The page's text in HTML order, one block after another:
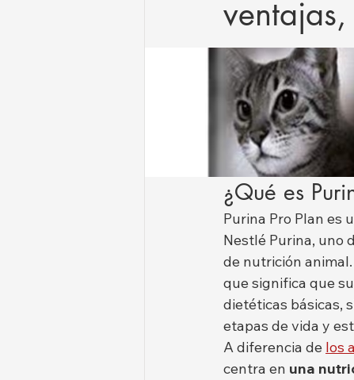
¿Qué es
Purina Pro Plan es
Nestlé Purina, uno
de nutrición
que significa que
dietéticas básicas,
etapas de vida y
A diferencia de los
centra en una